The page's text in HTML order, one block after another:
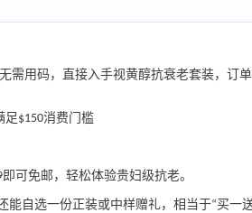
需用码，直接入手视黄醇抗衰老套装，订单
$150消费门槛
可免邮，轻松体验贵妇级抗老。
能自选一份正装或中样赠礼，相当于“买一